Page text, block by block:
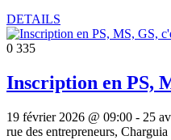
DETAILS
0 335
Inscription en PS,
19 février 2026 @ 09:00 - 25
rue des entrepreneurs,